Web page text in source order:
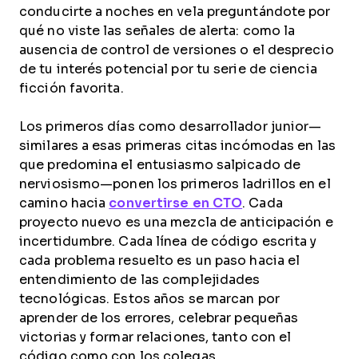
conducirte a noches en vela preguntándote por
qué no viste las señales de alerta: como la
ausencia de control de versiones o el desprecio
de tu interés potencial por tu serie de ciencia
ficción favorita.
Los primeros días como desarrollador junior—
similares a esas primeras citas incómodas en las
que predomina el entusiasmo salpicado de
nerviosismo—ponen los primeros ladrillos en el
camino hacia convertirse en CTO. Cada
proyecto nuevo es una mezcla de anticipación e
incertidumbre. Cada línea de código escrita y
cada problema resuelto es un paso hacia el
entendimiento de las complejidades
tecnológicas. Estos años se marcan por
aprender de los errores, celebrar pequeñas
victorias y formar relaciones, tanto con el
código como con los colegas.